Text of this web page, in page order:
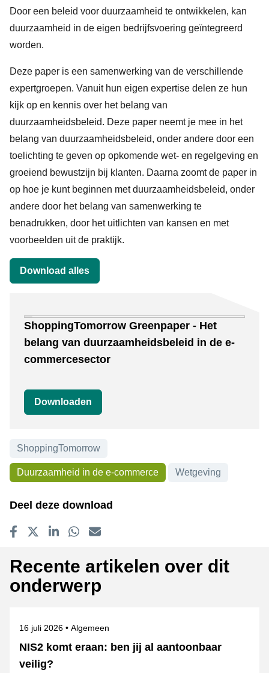
Door een beleid voor duurzaamheid te ontwikkelen, kan
duurzaamheid in de eigen bedrijfsvoering geïntegreerd
worden.
Deze paper is een samenwerking van de verschillende
expertgroepen. Vanuit hun eigen expertise delen ze hun
kijk op en kennis over het belang van
duurzaamheidsbeleid. Deze paper neemt je mee in het
belang van duurzaamheidsbeleid, onder andere door een
toelichting te geven op opkomende wet- en regelgeving en
groeiend bewustzijn bij klanten. Daarna zoomt de paper in
op hoe je kunt beginnen met duurzaamheidsbeleid, onder
andere door het belang van samenwerking te
benadrukken, door het uitlichten van kansen en met
voorbeelden uit de praktijk.
Download alles
ShoppingTomorrow Greenpaper - Het
belang van duurzaamheidsbeleid in de e-
commercesector
Downloaden
Onderwerpen
ShoppingTomorrow
Duurzaamheid in de e-commerce Wetgeving
Deel deze download
Recente artikelen over dit
onderwerp
NIS2 komt eraan: ben jij al aantoonbaar
veilig?
Gepubliceerd op
16 juli 2026 Onderwerpen
Algemeen